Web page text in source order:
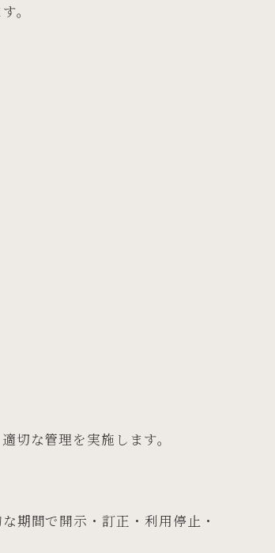
。
切な管理を実施します。
期間で開示・訂正・利用停止・